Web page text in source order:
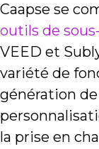
Caapse se
outils de
VEED et
variété de
génération
la prise en